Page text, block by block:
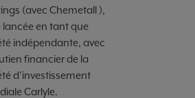
(avec Chemetall ),
lancée en tant que
indépendante, avec
financier de la
d’investissement
Carlyle.